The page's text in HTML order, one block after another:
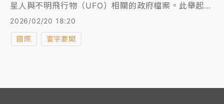
星人與不明飛行物（UFO）相關的政府檔案。此舉起因
於川普稍早指控前總統歐巴馬（Barack Obama）在播
客（Podcast）節目中稱「外星人是真的」，涉嫌洩露
國家機密。
2026/02/20 18:20
國際 寰宇要聞